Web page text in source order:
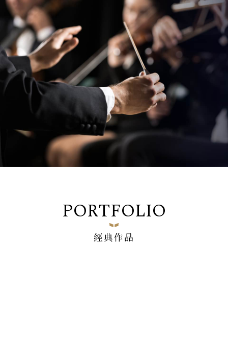
PORTFOLIO
經典作品